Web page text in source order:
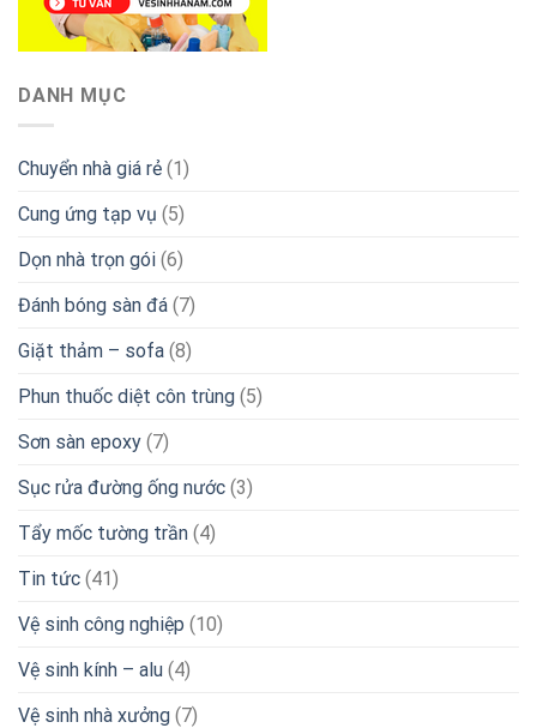
DANH MỤC
Chuyển nhà giá rẻ (1)
Cung ứng tạp vụ (5)
Dọn nhà trọn gói (6)
Đánh bóng sàn đá (7)
Giặt thảm – sofa (8)
Phun thuốc diệt côn trùng (5)
Sơn sàn epoxy (7)
Sục rửa đường ống nước (3)
Tẩy mốc tường trần (4)
Tin tức (41)
Vệ sinh công nghiệp (10)
Vệ sinh kính – alu (4)
Vệ sinh nhà xưởng (7)